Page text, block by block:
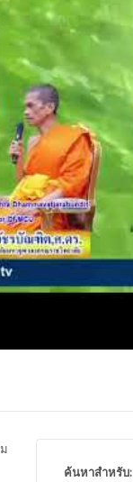
Ven Dr. Thch Quang
ค้นหาสำหรับ: